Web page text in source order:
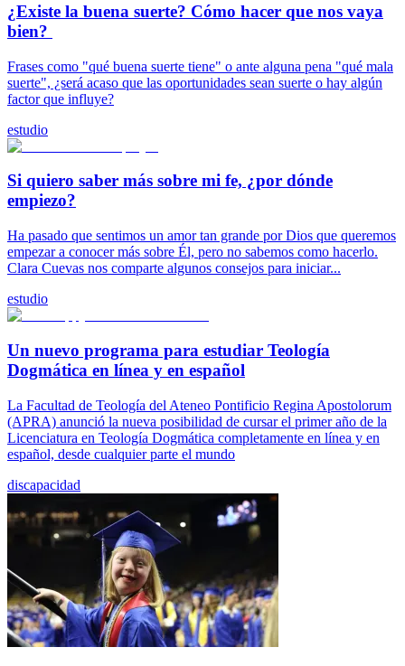
¿Existe la buena suerte? Cómo hacer que nos vaya
bien?
Frases como "qué buena suerte tiene" o ante alguna pena "qué mala
suerte", ¿será acaso que las oportunidades sean suerte o hay algún
factor que influye?
estudio
Si quiero saber más sobre mi fe, ¿por dónde
empiezo?
Ha pasado que sentimos un amor tan grande por Dios que queremos
empezar a conocer más sobre Él, pero no sabemos como hacerlo.
Clara Cuevas nos comparte algunos consejos para iniciar...
estudio
Un nuevo programa para estudiar Teología
Dogmática en línea y en español
La Facultad de Teología del Ateneo Pontificio Regina Apostolorum
(APRA) anunció la nueva posibilidad de cursar el primer año de la
Licenciatura en Teología Dogmática completamente en línea y en
español, desde cualquier parte el mundo
discapacidad